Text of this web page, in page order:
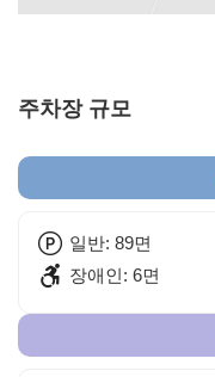
주차장 규모
일반: 89면
장애인: 6면